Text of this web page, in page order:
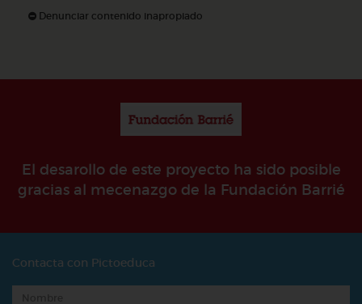
Denunciar contenido inapropiado
El desarollo de este proyecto ha sido posible
gracias al mecenazgo de la Fundación Barrié
Contacta con Pictoeduca